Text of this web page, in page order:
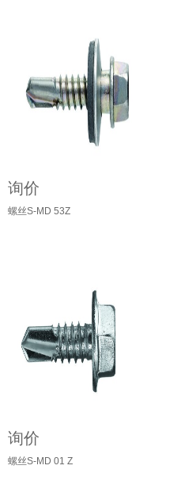
询价
螺丝S-MD 53Z
询价
螺丝S-MD 01 Z